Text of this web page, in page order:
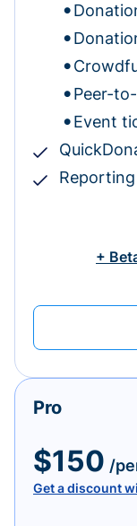
Peer-
Event
Reporting
+
Pro
$150 /
Get a discount